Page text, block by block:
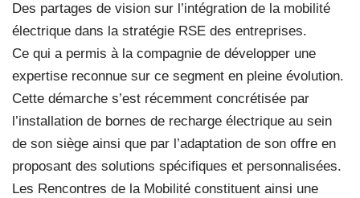
Des partages de vision sur l’intégration de la mobilité
électrique dans la stratégie RSE des entreprises.
Ce qui a permis à la compagnie de développer une
expertise reconnue sur ce segment en pleine évolution.
Cette démarche s’est récemment concrétisée par
l’installation de bornes de recharge électrique au sein
de son siège ainsi que par l’adaptation de son offre en
proposant des solutions spécifiques et personnalisées.
Les Rencontres de la Mobilité constituent ainsi une